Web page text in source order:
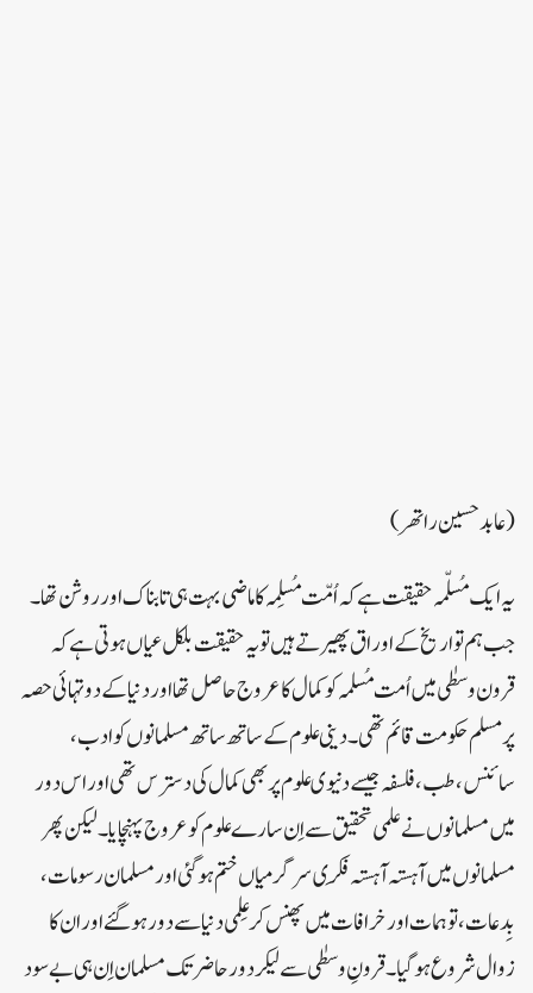
( عابد حسین راتھر )
یہ ایک مُسلّمہ حقیقت ہے کہ اُمّت مُسلِمہ کا ماضی بہت ہی تابناک اور روشن تھا۔
جب ہم تواریخ کے اوراق پھیرتے ہیں تو یہ حقیقت بلکل عیاں ہوتی ہے کہ
قرون وسطٰی میں اُمت مُسلمہ کو کمال کا عروج حاصل تھا اور دنیا کے دو تہائی حصہ
پر مسلم حکومت قائم تھی۔ دینی علوم کے ساتھ ساتھ مسلمانوں کو ادب،
سائنس، طب، فلسفہ جیسے دنیوی علوم پر بھی کمال کی دسترس تھی اور اس دور
میں مسلمانوں نے علمی تحقیق سے اِن سارے علوم کو عروج پہنچایا۔ لیکن پھر
مسلمانوں میں آہستہ آہستہ فِکری سرگرمیاں ختم ہوگئی اور مسلمان رسومات،
بِدعات، توہمات اور خرافات میں پھنس کر عِلمی دنیا سے دور ہوگئے اور ان کا
زوال شروع ہوگیا۔ قرونِ وسطٰی سے لیکر دور حاضر تک مسلمان اِن ہی بے سود